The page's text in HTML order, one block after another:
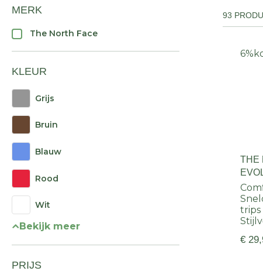
MERK
The North Face
KLEUR
Grijs
Bruin
Blauw
Rood
Wit
Bekijk meer
PRIJS
93
6%
THE
trips
€